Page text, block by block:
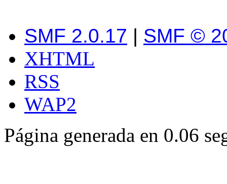
SMF 2.0.17 | SMF ©
XHTML
RSS
WAP2
Página generada en 0.06